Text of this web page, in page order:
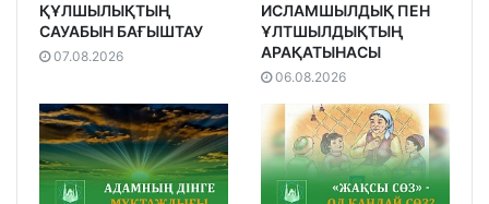
ҚҰЛШЫЛЫҚТЫҢ
САУАБЫН БАҒЫШТАУ
07.08.2026
ИСЛАМШЫЛДЫҚ ПЕН
ҰЛТШЫЛДЫҚТЫҢ
АРАҚАТЫНАСЫ
06.08.2026